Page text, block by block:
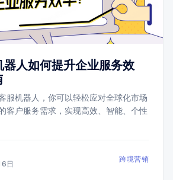
人如何提升企业服务效
服机器人，你可以轻松应对全球化市场
客户服务需求，实现高效、智能、个性
日
跨境营销